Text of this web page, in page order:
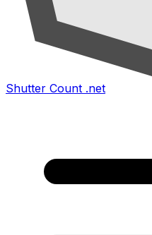
Shutter Count .net